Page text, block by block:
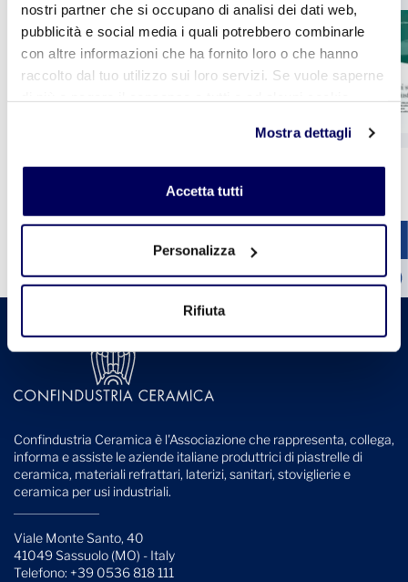
nostri partner che si occupano di analisi dei dati web,
pubblicità e social media i quali potrebbero combinarle
con altre informazioni che ha fornito loro o che hanno
raccolto dal tuo utilizzo sui loro servizi. Se vuole saperne
sul tasto "Accetta tutti". Se non vuole i cookie di
profilazione può negare il consenso sul tasto "Rifiuta".
Mostra dettagli
Accetta tutti
Personalizza
Rifiuta
CER il giornale della
ceramica n. 417
Vedi tutte le pubblicazioni
Confindustria Ceramica è l'Associazione che rappresenta, collega,
informa e assiste le aziende italiane produttrici di piastrelle di
ceramica, materiali refrattari, laterizi, sanitari, stoviglierie e
ceramica per usi industriali.
Viale Monte Santo, 40
41049 Sassuolo (MO) - Italy
Telefono: +39 0536 818 111